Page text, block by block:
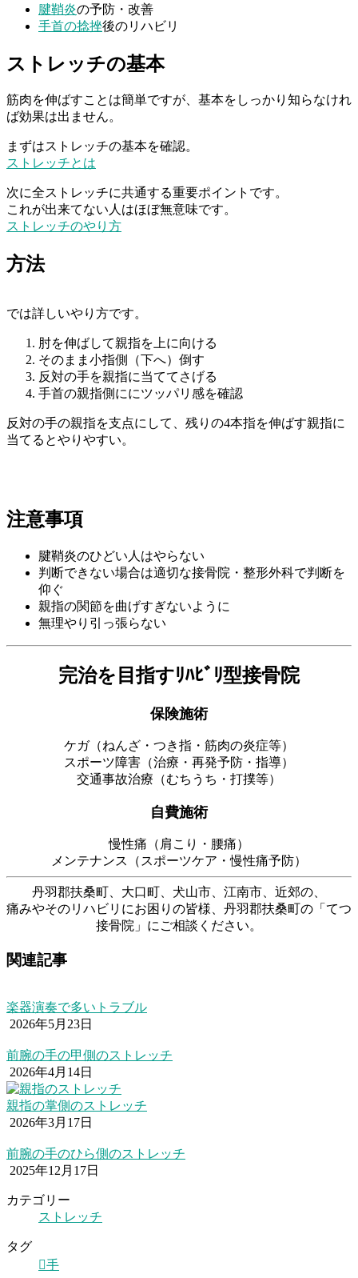
腱鞘炎の予防・改善
手首の捻挫後のリハビリ
ストレッチの基本
筋肉を伸ばすことは簡単ですが、基本をしっかり知らなけれ
ば効果は出ません。
まずはストレッチの基本を確認。
ストレッチとは
次に全ストレッチに共通する重要ポイントです。
これが出来てない人はほぼ無意味です。
ストレッチのやり方
方法
では詳しいやり方です。
肘を伸ばして親指を上に向ける
そのまま小指側（下へ）倒す
反対の手を親指に当ててさげる
手首の親指側ににツッパリ感を確認
反対の手の親指を支点にして、残りの4本指を伸ばす親指に
当てるとやりやすい。
注意事項
腱鞘炎のひどい人はやらない
判断できない場合は適切な接骨院・整形外科で判断を
仰ぐ
親指の関節を曲げすぎないように
無理やり引っ張らない
完治を目指すﾘﾊﾋﾞﾘ型接骨院
保険施術
ケガ（ねんざ・つき指・筋肉の炎症等）
スポーツ障害（治療・再発予防・指導）
交通事故治療（むちうち・打撲等）
自費施術
慢性痛（肩こり・腰痛）
メンテナンス（スポーツケア・慢性痛予防）
丹羽郡扶桑町、大口町、犬山市、江南市、近郊の、
痛みやそのリハビリにお困りの皆様、丹羽郡扶桑町の「てつ
接骨院」にご相談ください。
関連記事
楽器演奏で多いトラブル
2026年5月23日
前腕の手の甲側のストレッチ
2026年4月14日
親指の掌側のストレッチ
2026年3月17日
前腕の手のひら側のストレッチ
2025年12月17日
カテゴリー
ストレッチ
タグ
手